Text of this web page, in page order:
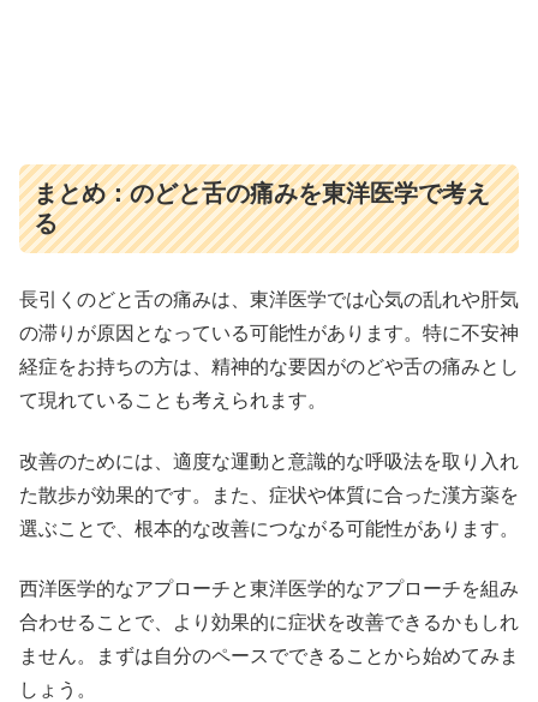
まとめ：のどと舌の痛みを東洋医学で考え
る
長引くのどと舌の痛みは、東洋医学では心気の乱れや肝気
の滞りが原因となっている可能性があります。特に不安神
経症をお持ちの方は、精神的な要因がのどや舌の痛みとし
て現れていることも考えられます。
改善のためには、適度な運動と意識的な呼吸法を取り入れ
た散歩が効果的です。また、症状や体質に合った漢方薬を
選ぶことで、根本的な改善につながる可能性があります。
西洋医学的なアプローチと東洋医学的なアプローチを組み
合わせることで、より効果的に症状を改善できるかもしれ
ません。まずは自分のペースでできることから始めてみま
しょう。